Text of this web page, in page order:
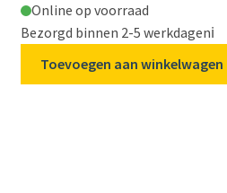
Online op voorraad
Bezorgd binnen 2-5 werkdagenℹ️
Toevoegen aan winkelwagen